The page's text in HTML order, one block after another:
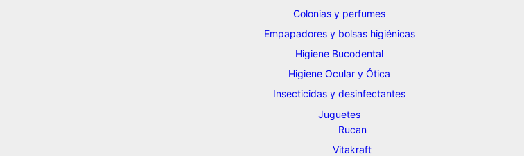
Colonias y perfumes
Empapadores y bolsas higiénicas
Higiene Bucodental
Higiene Ocular y Ótica
Insecticidas y desinfectantes
Juguetes
Rucan
Vitakraft